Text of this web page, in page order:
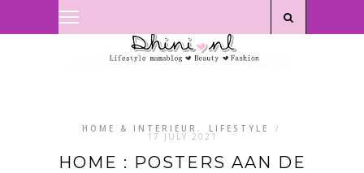
HOME & INTERIEUR , LIFESTYLE /
17 JULY 2021
HOME : POSTERS AAN DE